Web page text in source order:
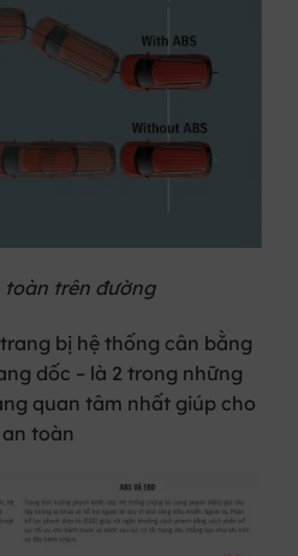
toàn trên đường
bị hệ thống cân bằng
dốc – là 2 trong những
quan tâm nhất giúp cho
toàn